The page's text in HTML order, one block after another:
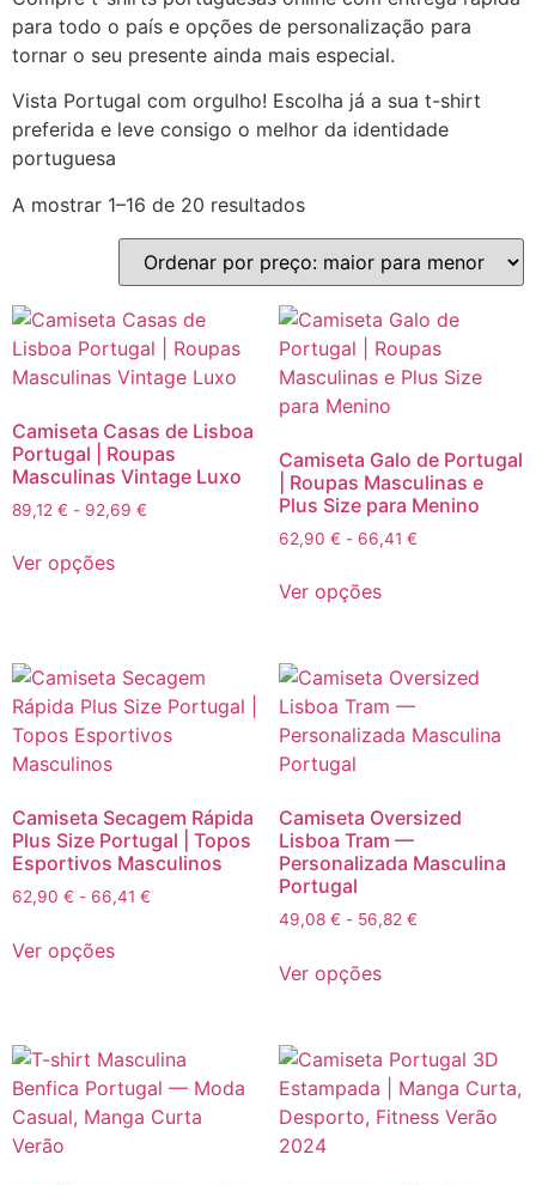
para todo o país e opções de personalização para
tornar o seu presente ainda mais especial.
Vista Portugal com orgulho! Escolha já a sua t-shirt
preferida e leve consigo o melhor da identidade
portuguesa
A mostrar 1–16 de 20 resultados
Camiseta Casas de Lisboa
Portugal | Roupas
Masculinas Vintage Luxo
89,12 € - 92,69 €
Ver opções
Camiseta Galo de Portugal
| Roupas Masculinas e
Plus Size para Menino
62,90 € - 66,41 €
Ver opções
Camiseta Secagem Rápida
Plus Size Portugal | Topos
Esportivos Masculinos
62,90 € - 66,41 €
Ver opções
Camiseta Oversized
Lisboa Tram —
Personalizada Masculina
Portugal
49,08 € - 56,82 €
Ver opções